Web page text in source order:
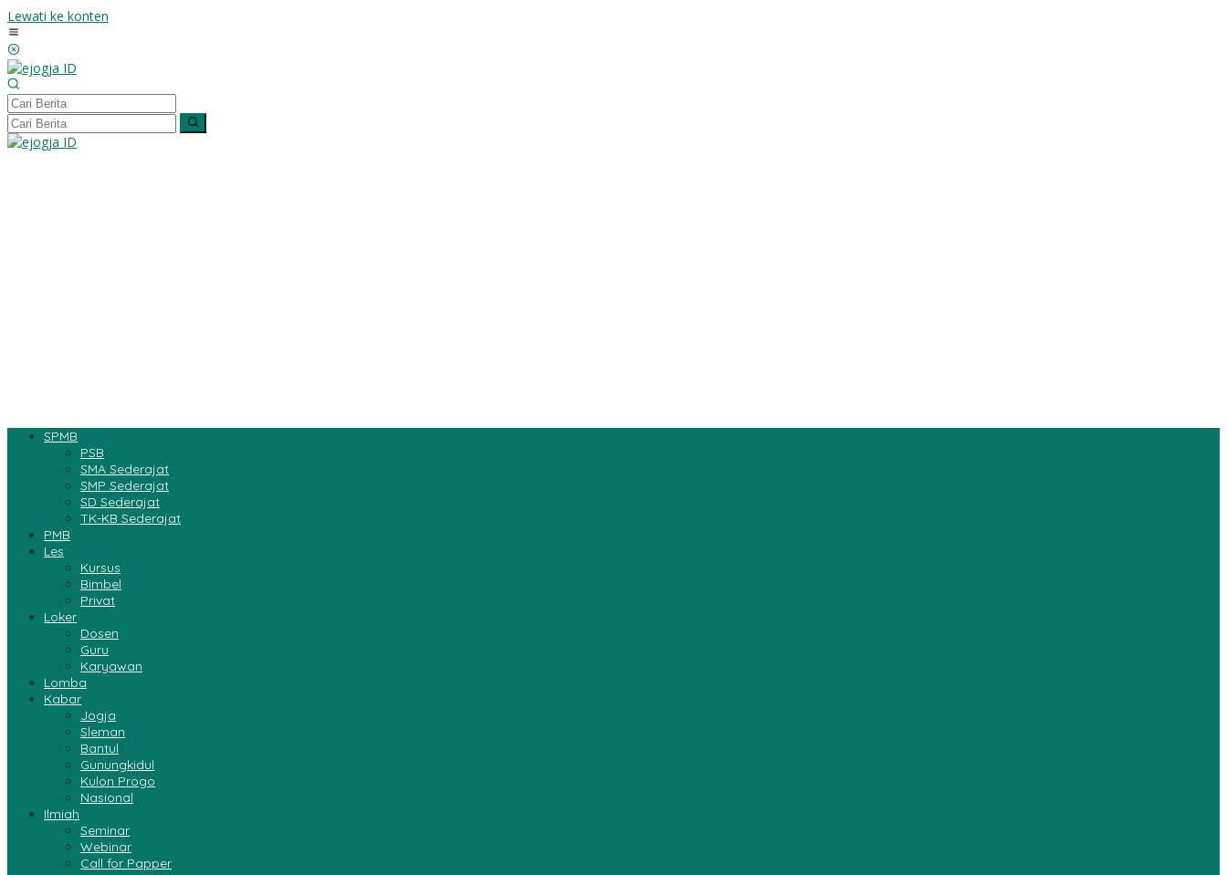
Lewati ke konten
SPMB
PSB
SMA Sederajat
SMP Sederajat
SD Sederajat
TK-KB Sederajat
PMB
Les
Kursus
Bimbel
Privat
Loker
Dosen
Guru
Karyawan
Lomba
Kabar
Jogja
Sleman
Bantul
Gunungkidul
Kulon Progo
Nasional
Ilmiah
Seminar
Webinar
Call for Papper